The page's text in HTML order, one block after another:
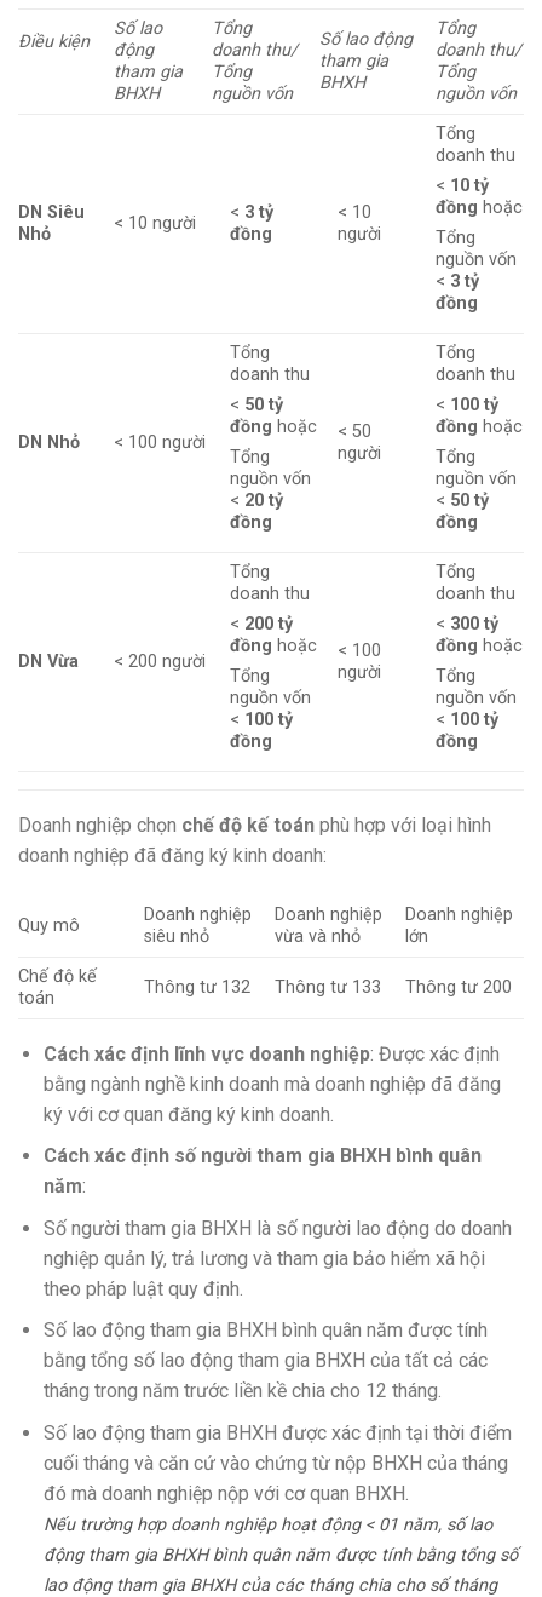
Điều kiện
Số lao
động
tham gia
BHXH
Tổng
doanh thu/
Tổng
nguồn vốn
Số lao động
tham gia
BHXH
Tổng
doanh thu/
Tổng
nguồn vốn
DN Siêu
Nhỏ
< 10 người
< 3 tỷ
đồng
< 10
người
Tổng
doanh thu
< 10 tỷ
đồng hoặc
Tổng
nguồn vốn
< 3 tỷ
đồng
DN Nhỏ < 100 người
Tổng
doanh thu
< 50 tỷ
đồng hoặc
Tổng
nguồn vốn
< 20 tỷ
đồng
< 50
người
Tổng
doanh thu
< 100 tỷ
đồng hoặc
Tổng
nguồn vốn
< 50 tỷ
đồng
DN Vừa < 200 người
Tổng
doanh thu
< 200 tỷ
đồng hoặc
Tổng
nguồn vốn
< 100 tỷ
đồng
< 100
người
Tổng
doanh thu
< 300 tỷ
đồng hoặc
Tổng
nguồn vốn
< 100 tỷ
đồng
Doanh nghiệp chọn chế độ kế toán phù hợp với loại hình
doanh nghiệp đã đăng ký kinh doanh:
Quy mô
Doanh nghiệp
siêu nhỏ
Doanh nghiệp
vừa và nhỏ
Doanh nghiệp
lớn
Chế độ kế
toán
Thông tư 132 Thông tư 133 Thông tư 200
Cách xác định lĩnh vực doanh nghiệp: Được xác định
bằng ngành nghề kinh doanh mà doanh nghiệp đã đăng
ký với cơ quan đăng ký kinh doanh.
Cách xác định số người tham gia BHXH bình quân
năm:
Số người tham gia BHXH là số người lao động do doanh
nghiệp quản lý, trả lương và tham gia bảo hiểm xã hội
theo pháp luật quy định.
Số lao động tham gia BHXH bình quân năm được tính
bằng tổng số lao động tham gia BHXH của tất cả các
tháng trong năm trước liền kề chia cho 12 tháng.
Số lao động tham gia BHXH được xác định tại thời điểm
cuối tháng và căn cứ vào chứng từ nộp BHXH của tháng
đó mà doanh nghiệp nộp với cơ quan BHXH.
Nếu trường hợp doanh nghiệp hoạt động < 01 năm, số lao
động tham gia BHXH bình quân năm được tính bằng tổng số
lao động tham gia BHXH của các tháng chia cho số tháng